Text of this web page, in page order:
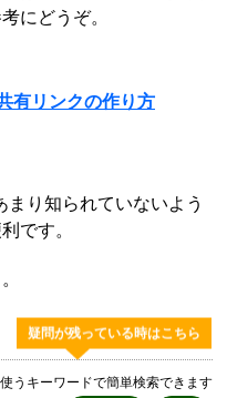
にどうぞ。
有リンクの作り方
り知られていないよう
です。
疑問が残っている時はこちら
うキーワードで簡単検索できます